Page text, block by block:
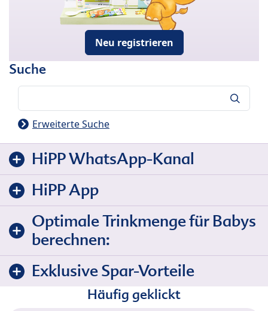
Neu registrieren
Suche
Erweiterte Suche
HiPP WhatsApp-Kanal
HiPP App
Optimale Trinkmenge für Babys
berechnen:
Exklusive Spar-Vorteile
Häufig geklickt